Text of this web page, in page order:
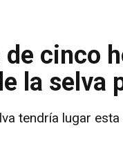
cinco
la selva
tendría lugar